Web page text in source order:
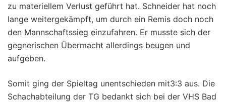
zu materiellem Verlust geführt hat. Schneider hat noch
lange weitergekämpft, um durch ein Remis doch noch
den Mannschaftssieg einzufahren. Er musste sich der
gegnerischen Übermacht allerdings beugen und
aufgeben.
Somit ging der Spieltag unentschieden mit3:3 aus. Die
Schachabteilung der TG bedankt sich bei der VHS Bad